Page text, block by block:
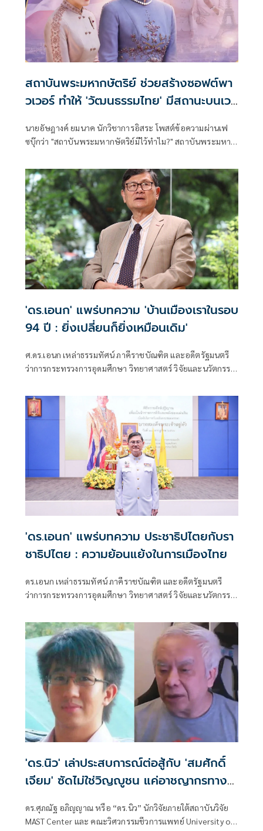
สถาบันพระมหากษัตริย์ ช่วยสร้างซอฟต์พา
วเวอร์ ทำให้ 'วัฒนธรรมไทย' มีสถานะบนเวที
นายอัษฎางค์ ยมนาค นักวิชาการอิสระ โพสต์ข้อความผ่านเฟ
ซบุ๊กว่า "สถาบันพระมหากษัตริย์มีไว้ทำไม?" สถาบันพระมหา
สถานะบนเวทีโลก
'ดร.เอนก' แพร่บทความ 'บ้านเมืองเราในรอบ​
94 ปี : ยิ่งเปลี่ยนก็ยิ่งเหมือนเดิม'
ศ.ดร.เอนก เหล่าธรรมทัศน์ ภาคีราชบัณฑิต และอดีตรัฐมนตรี
ว่าการกระทรวงการอุดมศึกษา วิทยาศาสตร์ วิจัยและนวัตกรรม
ยิ่งเหมือนเดิม" มีเนื้อหาดังนี้
'ดร.เอนก' แพร่บทความ ประชาธิปไตยกับรา
ชาธิปไตย : ความย้อนแย้งในการเมืองไทย
ดร.เอนก เหล่าธรรมทัศน์ ภาคีราชบัณฑิต และอดีตรัฐมนตรี
ว่าการกระทรวงการอุดมศึกษา วิทยาศาสตร์ วิจัยและนวัตกรรม
ความย้อนแย้งในการเมืองไทย มีเนื้อหาดังนี้
'ดร.นิว' เล่าประสบการณ์ต่อสู้กับ 'สมศักดิ์
เจียม' ซัดไม่ใช่วิญญูชน แค่อาชญากรทาง
ดร.ศุภณัฐ อภิญญาณ หรือ “ดร.นิว” นักวิจัยภายใต้สถาบันวิจัย
MAST Center และ คณะวิศวกรรมชีวการแพทย์ University of